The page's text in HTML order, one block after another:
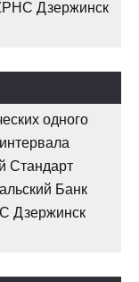
Дзержинск
одного
Стандарт
Банк
Дзержинск